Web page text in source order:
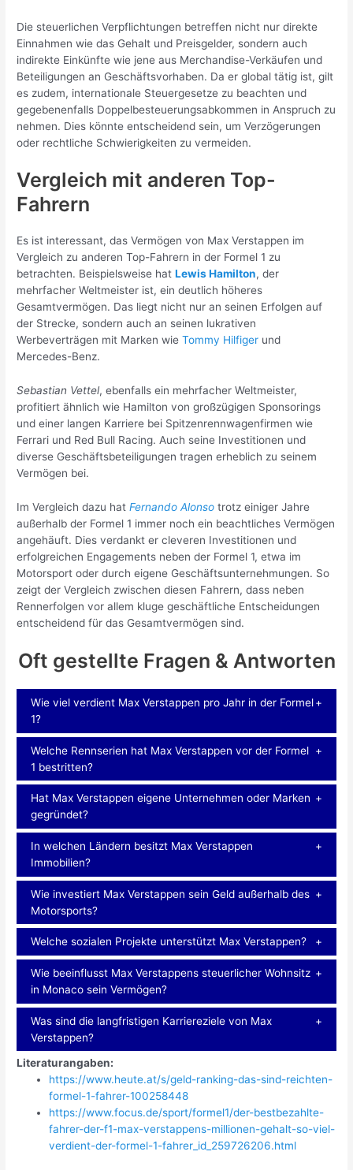
Die steuerlichen Verpflichtungen betreffen nicht nur direkte
Einnahmen wie das Gehalt und Preisgelder, sondern auch
indirekte Einkünfte wie jene aus Merchandise-Verkäufen und
Beteiligungen an Geschäftsvorhaben. Da er global tätig ist, gilt
es zudem, internationale Steuergesetze zu beachten und
gegebenenfalls Doppelbesteuerungsabkommen in Anspruch zu
nehmen. Dies könnte entscheidend sein, um Verzögerungen
oder rechtliche Schwierigkeiten zu vermeiden.
Vergleich mit anderen Top-
Fahrern
Es ist interessant, das Vermögen von Max Verstappen im
Vergleich zu anderen Top-Fahrern in der Formel 1 zu
betrachten. Beispielsweise hatLewis Hamilton, der
mehrfacher Weltmeister ist, ein deutlich höheres
Gesamtvermögen. Das liegt nicht nur an seinen Erfolgen auf
der Strecke, sondern auch an seinen lukrativen
Werbeverträgen mit Marken wieTommy Hilfiger und
Mercedes-Benz.
Sebastian Vettel, ebenfalls ein mehrfacher Weltmeister,
profitiert ähnlich wie Hamilton von großzügigen Sponsorings
und einer langen Karriere bei Spitzenrennwagenfirmen wie
Ferrari und Red Bull Racing. Auch seine Investitionen und
diverse Geschäftsbeteiligungen tragen erheblich zu seinem
Vermögen bei.
Im Vergleich dazu hatFernando Alonso trotz einiger Jahre
außerhalb der Formel 1 immer noch ein beachtliches Vermögen
angehäuft. Dies verdankt er cleveren Investitionen und
erfolgreichen Engagements neben der Formel 1, etwa im
Motorsport oder durch eigene Geschäftsunternehmungen. So
zeigt der Vergleich zwischen diesen Fahrern, dass neben
Rennerfolgen vor allem kluge geschäftliche Entscheidungen
entscheidend für das Gesamtvermögen sind.
Oft gestellte Fragen & Antworten
Wie viel verdient Max Verstappen pro Jahr in der Formel
1?
Welche Rennserien hat Max Verstappen vor der Formel
1 bestritten?
Hat Max Verstappen eigene Unternehmen oder Marken
gegründet?
In welchen Ländern besitzt Max Verstappen
Immobilien?
Wie investiert Max Verstappen sein Geld außerhalb des
Motorsports?
Welche sozialen Projekte unterstützt Max Verstappen?
Wie beeinflusst Max Verstappens steuerlicher Wohnsitz
in Monaco sein Vermögen?
Was sind die langfristigen Karriereziele von Max
Verstappen?
Literaturangaben:
https://www.heute.at/s/geld-ranking-das-sind-reichten-
formel-1-fahrer-100258448
https://www.focus.de/sport/formel1/der-bestbezahlte-
fahrer-der-f1-max-verstappens-millionen-gehalt-so-viel-
verdient-der-formel-1-fahrer_id_259726206.html